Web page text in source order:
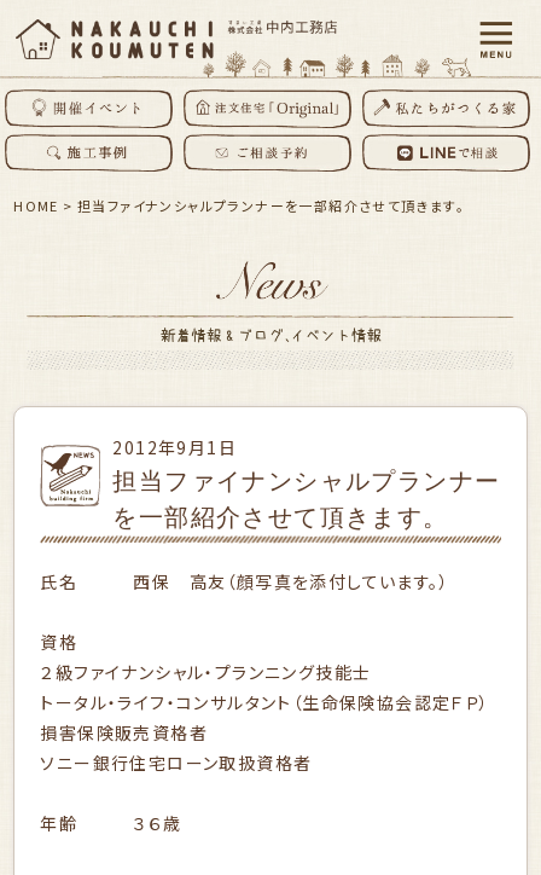
HOME >担当ファイナンシャルプランナーを一部紹介させて頂きます。
2012年9月1日
担当ファイナンシャルプランナー
を一部紹介させて頂きます。
氏名 西保 高友（顔写真を添付しています。）
資格
２級ファイナンシャル・プランニング技能士
トータル・ライフ・コンサルタント（生命保険協会認定ＦＰ）
損害保険販売資格者
ソニー銀行住宅ローン取扱資格者
年齢 ３６歳